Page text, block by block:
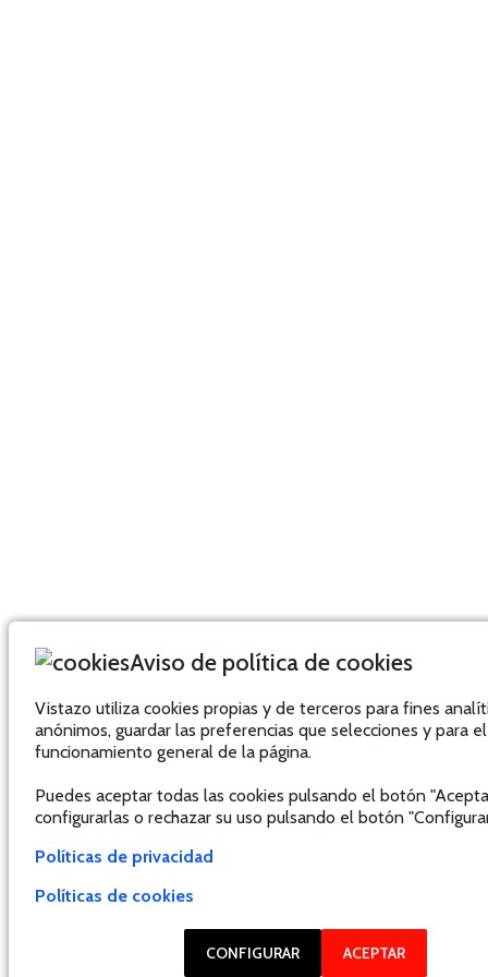
Aviso de política de cookies
Vistazo utiliza cookies propias y de terceros para fines
anónimos, guardar las preferencias que selecciones y para el
funcionamiento general de la página.
Puedes aceptar todas las cookies pulsando el botón
configurarlas o rechazar su uso pulsando el botón
Políticas de privacidad
Políticas de cookies
CONFIGURAR ACEPTAR